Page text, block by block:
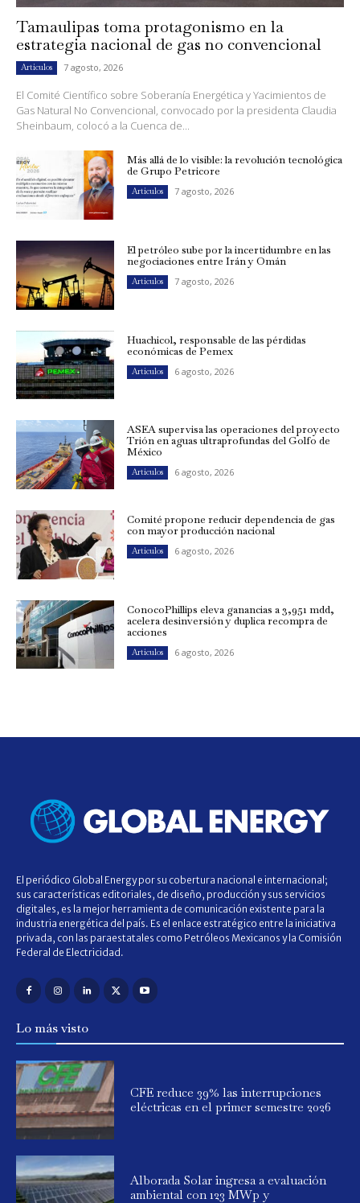
Tamaulipas toma protagonismo en la
estrategia nacional de gas no convencional
Artículos 7 agosto, 2026
El Comité Científico sobre Soberanía Energética y Yacimientos de
Gas Natural No Convencional, convocado por la presidenta Claudia
Sheinbaum, colocó a la Cuenca de...
Más allá de lo visible: la revolución tecnológica
de Grupo Petricore
Artículos 7 agosto, 2026
El petróleo sube por la incertidumbre en las
negociaciones entre Irán y Omán
Artículos 7 agosto, 2026
Huachicol, responsable de las pérdidas
económicas de Pemex
Artículos 6 agosto, 2026
ASEA supervisa las operaciones del proyecto
Trión en aguas ultraprofundas del Golfo de
México
Artículos 6 agosto, 2026
Comité propone reducir dependencia de gas
con mayor producción nacional
Artículos 6 agosto, 2026
ConocoPhillips eleva ganancias a 3,951 mdd,
acelera desinversión y duplica recompra de
acciones
Artículos 6 agosto, 2026
El periódico Global Energy por su cobertura nacional e internacional;
sus características editoriales, de diseño, producción y sus servicios
digitales, es la mejor herramienta de comunicación existente para la
industria energética del país. Es el enlace estratégico entre la iniciativa
privada, con las paraestatales como Petróleos Mexicanos y la Comisión
Federal de Electricidad.
Lo más visto
CFE reduce 39% las interrupciones
eléctricas en el primer semestre 2026
Alborada Solar ingresa a evaluación
ambiental con 123 MWp y